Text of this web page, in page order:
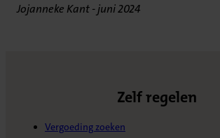
Jojanneke Kant - juni 2024
Zelf regelen
Vergoeding zoeken